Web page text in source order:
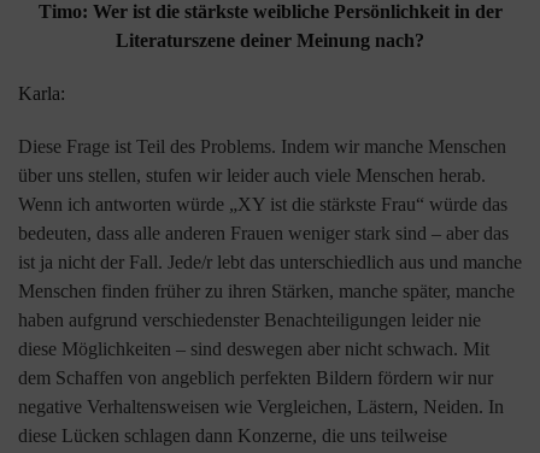
Timo: Wer ist die stärkste weibliche Persönlichkeit in der
Literaturszene deiner Meinung nach?
Karla:
Diese Frage ist Teil des Problems. Indem wir manche Menschen
über uns stellen, stufen wir leider auch viele Menschen herab.
Wenn ich antworten würde „XY ist die stärkste Frau“ würde das
bedeuten, dass alle anderen Frauen weniger stark sind – aber das
ist ja nicht der Fall. Jede/r lebt das unterschiedlich aus und manche
Menschen finden früher zu ihren Stärken, manche später, manche
haben aufgrund verschiedenster Benachteiligungen leider nie
diese Möglichkeiten – sind deswegen aber nicht schwach. Mit
dem Schaffen von angeblich perfekten Bildern fördern wir nur
negative Verhaltensweisen wie Vergleichen, Lästern, Neiden. In
diese Lücken schlagen dann Konzerne, die uns teilweise